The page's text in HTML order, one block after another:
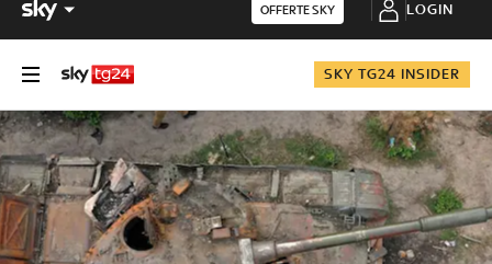
OFFERTE SKY LOGIN
SKY TG24 INSIDER